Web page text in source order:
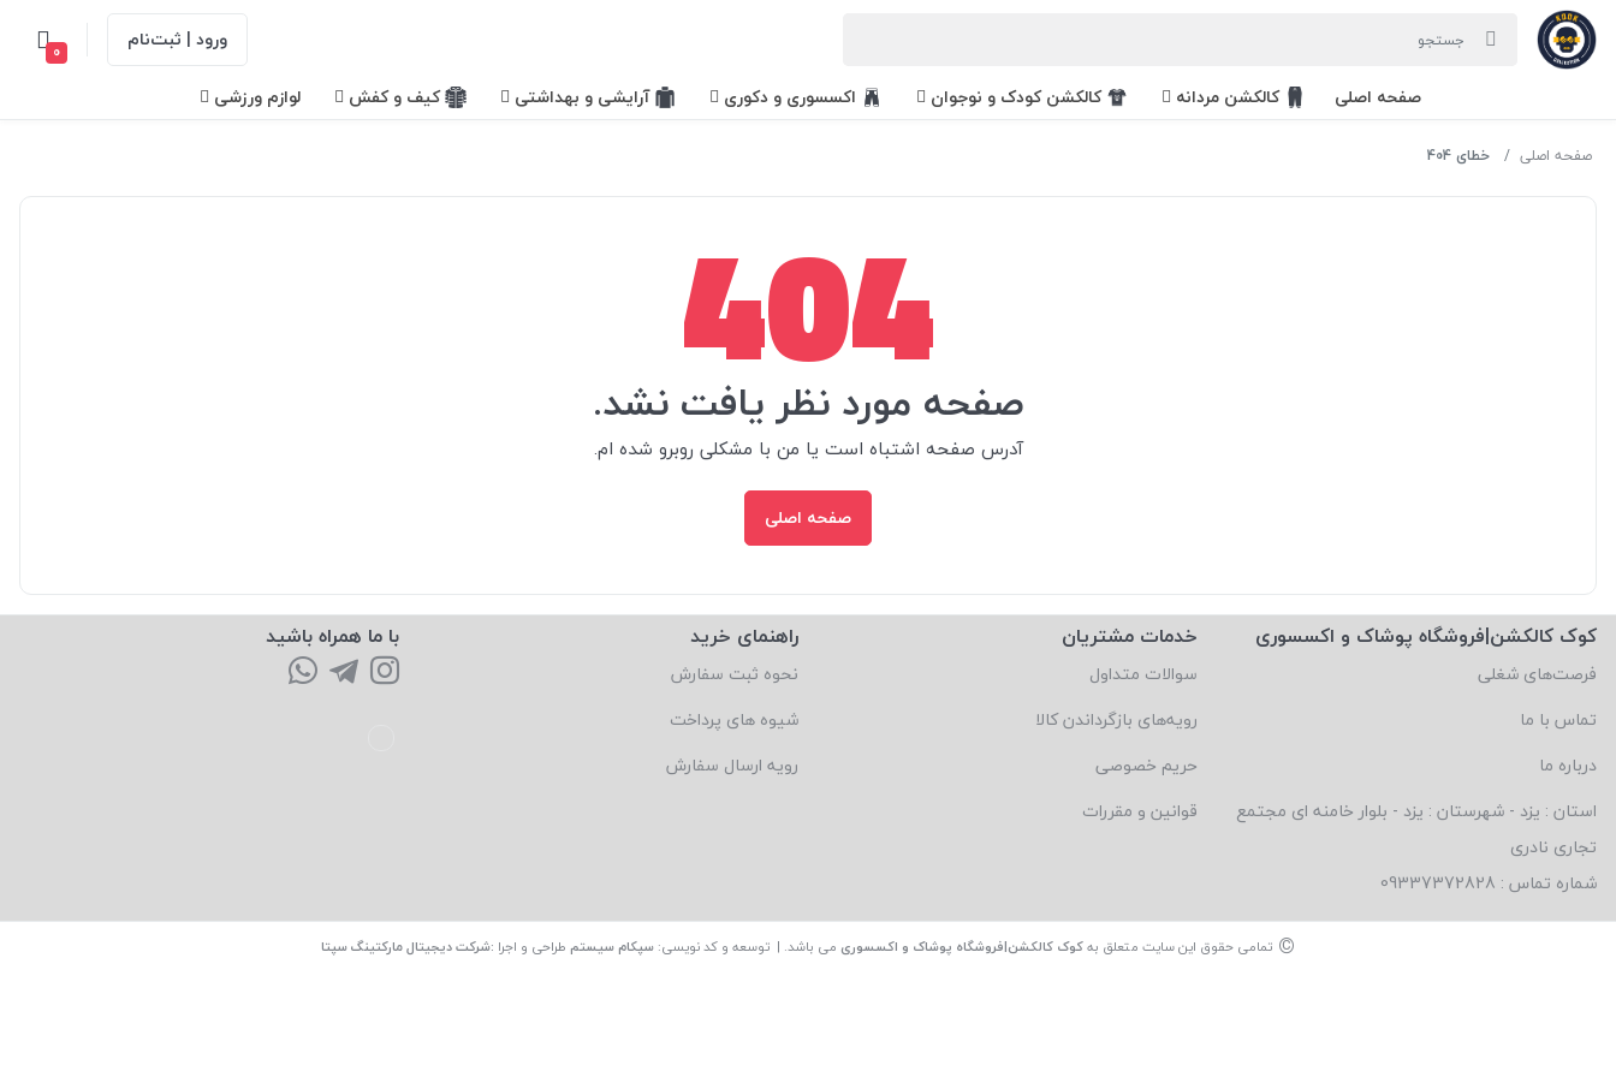
ورود | ثبت‌نام 0
صفحه اصلی کالکشن مردانه کالکشن کودک و نوجوان اکسسوری و دکوری آرایشی و بهداشتی کیف و کفش لوازم ورزشی
صفحه اصلی خطای 404
404
صفحه مورد نظر یافت نشد.
آدرس صفحه اشتباه است یا من با مشکلی روبرو شده ام.
صفحه اصلی
کوک کالکشن|فروشگاه پوشاک و اکسسوری
فرصت‌های شغلی
تماس با ما
درباره ما
استان : یزد - شهرستان : یزد - بلوار خامنه ای مجتمع
تجاری نادری
شماره تماس : 09337372828
خدمات مشتریان
سوالات متداول
رویه‌های بازگرداندن کالا
حریم خصوصی
قوانین و مقررات
راهنمای خرید
نحوه ثبت سفارش
شیوه های پرداخت
رویه ارسال سفارش
با ما همراه باشید
© تمامی حقوق این سایت متعلق بهکوک کالکشن|فروشگاه پوشاک و اکسسوری می باشد. | توسعه و کد نویسی: سپکام سیستم طراحی و اجرا :شرکت دیجیتال مارکتینگ سپتا